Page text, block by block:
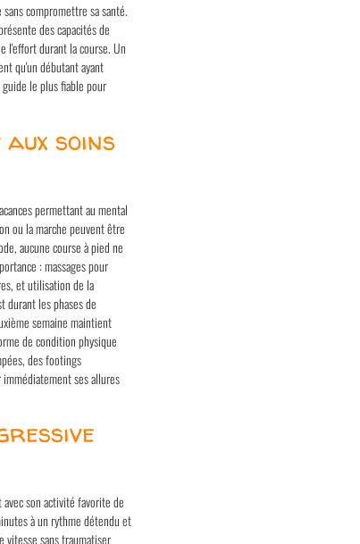
compromettre sa santé.
des capacités de
l'effort durant la course. Un
qu'un débutant ayant
le plus fiable pour
soins
permettant au mental
ou la marche peuvent être
aucune course à pied ne
: massages pour
et utilisation de la
durant les phases de
semaine maintient
de condition physique
des footings
ses allures
son activité favorite de
à un rythme détendu et
sans traumatiser